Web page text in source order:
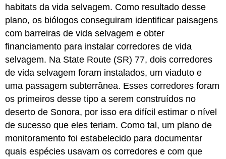
o
(s)
gráfico
acima
Atribuição
habitats da vida selvagem. Como resultado desse
plano, os biólogos conseguiram identificar paisagens
com barreiras de vida selvagem e obter
financiamento para instalar corredores de vida
selvagem. Na State Route (SR) 77, dois corredores
de vida selvagem foram instalados, um viaduto e
uma passagem subterrânea. Esses corredores foram
os primeiros desse tipo a serem construídos no
deserto de Sonora, por isso era difícil estimar o nível
de sucesso que eles teriam. Como tal, um plano de
monitoramento foi estabelecido para documentar
quais espécies usavam os corredores e com que